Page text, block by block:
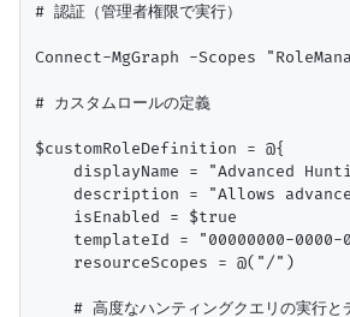
# 認証（管理者権限で実行）
Connect-MgGraph -Scopes
# カスタムロールの定義
$customRoleDefinition = @{
displayName = "Advanced
description = "Allows
    isEnabled = $true
templateId = "00000000-0000-
    resourceScopes = @("/")
# 高度なハンティングクエリの実行と